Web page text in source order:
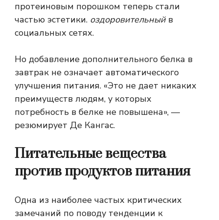
протеиновым порошком теперь стали
частью эстетики. оздоровительныйв
социальных сетях.
Но добавление дополнительного белка в
завтрак не означает автоматического
улучшения питания. «Это не дает никаких
преимуществ людям, у которых
потребность в белке не повышена», —
резюмирует Де Кангас.
Питательные вещества
против продуктов питания
Одна из наиболее частых критических
замечаний по поводу тенденции к